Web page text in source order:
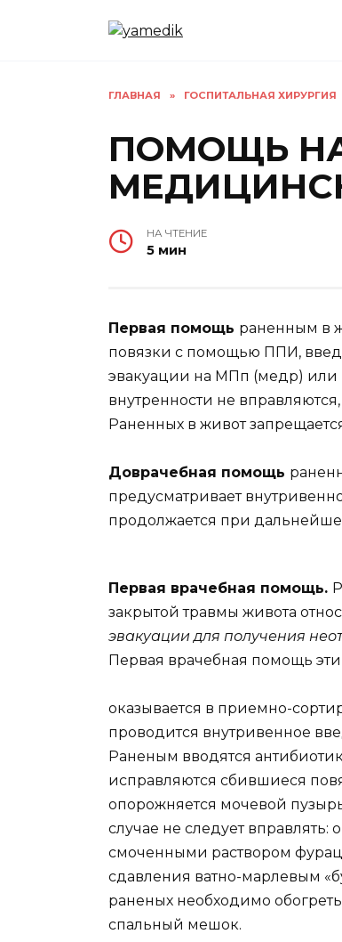
ГЛАВНАЯ » ГОСПИТАЛЬНАЯ ХИРУРГИЯ
ПОМОЩЬ
НА ЧТЕНИЕ
5 мин
Первая помощь раненным в
повязки с помощью ППИ,
эвакуации на МПп (медр) или
внутренности не
Раненных в живот
Доврачебная помощь
предусматривает
продолжается при
Первая врачебная помощь.
закрытой травмы живота
эвакуации для получения
Первая врачебная помощь
оказывается в приемно-
проводится внутривенное
Раненым вводятся
исправляются сбившиеся
опорожняется мочевой
случае не следует
смоченными раствором
сдавления ватно-марлевым
раненых необходимо
спальный мешок.